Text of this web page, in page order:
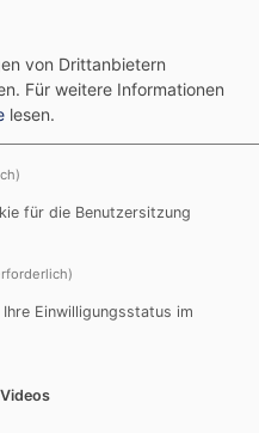
in Absprache
aufnehmen.
mit Ihnen einen
Bitte überlegen Sie
diesem Vorgespräch zur
dem Gespräch wird
und
und es wird
Fragen dazu
von Drittanbietern
Für weitere Informationen
lesen.
für die Benutzersitzung
Einwilligungsstatus im